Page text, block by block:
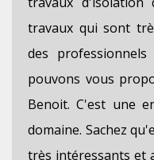
travaux qui sont
des
pouvons vous
Benoit. C'est une
domaine. Sachez
très intéressants et